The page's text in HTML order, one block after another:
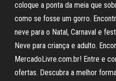
coloque a ponta da meia que
como se fosse um gorro.
neve para o Natal, Carnaval e
Neve para criança e adulto.
MercadoLivre.com.br! Entre e
ofertas. Descubra a melhor